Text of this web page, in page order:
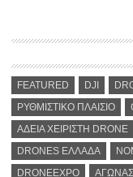
FEATURED DJI
ΡΥΘΜΙΣΤΙΚΟ ΠΛΑΙΣΙΟ
ΑΔΕΙΑ ΧΕΙΡΙΣΤΗ DRONE
DRONES ΕΛΛΑΔΑ
DRONEEXPO
ΑΓΩΝΑΣ